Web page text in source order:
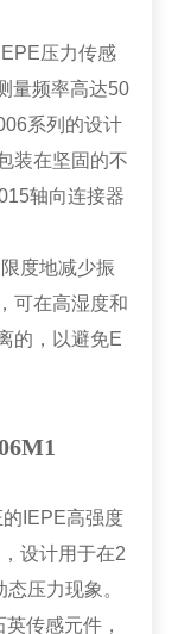
压力传感
量频率高达50
系列的设计
装在坚固的不
轴向连接器
度地减少振
可在高湿度和
的，以避免E
IEPE高强度
设计用于在2
压力现象。
传感元件，